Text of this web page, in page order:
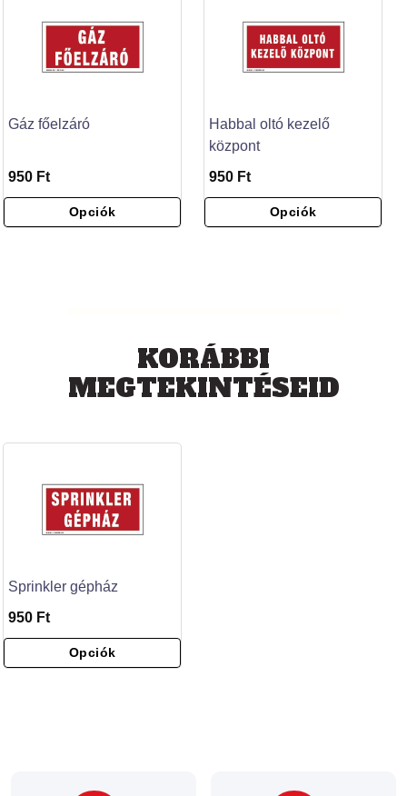
Gáz főelzáró
950 Ft
Opciók
Habbal oltó kezelő
központ
950 Ft
Opciók
KORÁBBI
MEGTEKINTÉSEID
Sprinkler gépház
950 Ft
Opciók